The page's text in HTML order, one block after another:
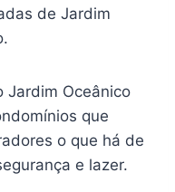
de Jardim
Jardim Oceânico
que
o que há de
e lazer.